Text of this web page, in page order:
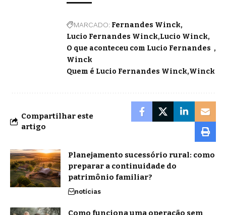
MARCADO: Fernandes Winck
Lucio Fernandes Winck Lucio Winck
O que aconteceu com Lucio Fernandes
Winck
Quem é Lucio Fernandes Winck Winck
Compartilhar este
artigo
Planejamento sucessório rural: como
preparar a continuidade do
patrimônio familiar?
notícias
Como funciona uma operação sem